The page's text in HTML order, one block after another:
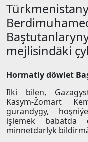
mejlisindäki
Hormatly döwlet
Ilki bilen,
Kasym-Žomart
gurandygy,
işlemek babatda
minnetdarlyk